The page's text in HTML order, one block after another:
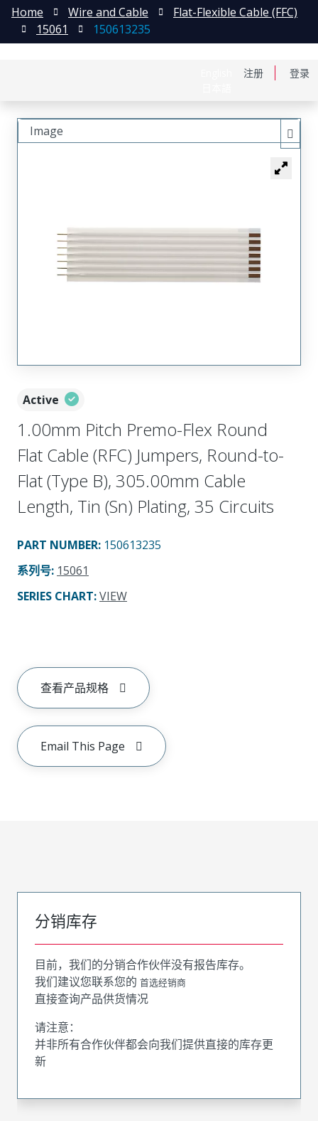
注册 登录
Home Wire and Cable
Flat-Flexible Cable (FFC)
15061
150613235
Active
1.00mm Pitch Premo-Flex Round
Flat Cable (RFC) Jumpers, Round-to-
Flat (Type B), 305.00mm Cable
Length, Tin (Sn) Plating, 35 Circuits
PART NUMBER: 150613235
系列号: 15061
SERIES CHART:VIEW
查看产品规格
Email This Page
Image
分销库存
目前，我们的分销合作伙伴没有报告库存。
我们建议您联系您的 首选经销商
直接查询产品供货情况
请注意：
并非所有合作伙伴都会向我们提供直接的库存更
新